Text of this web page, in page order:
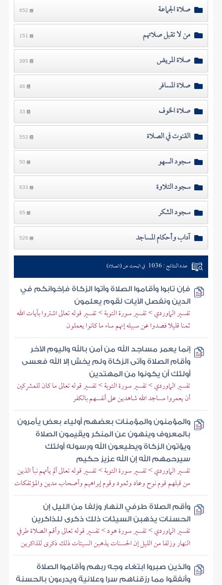
صلاة الجماعة 652
من لا تقبل صلاتهم 151
صلاة المريض 395
صلاة المسافر 46
صلاة الخوف 33
القنوت في الصلاة 553
سجود السهو 50
سجود التلاوة 633
سجود الشكر 65
آداب وأحكام المساجد 526
عدد النتائج : 1036 في البحث عن (الصلاة)
فإن تابوا وأقاموا الصلاة وآتوا الزكاة فإخوانكم في
الدين ونفصل الآيات لقوم يعلمون
تفسير الماوردي > تفسير سورة التوبة > تفسير قوله تعالى اشتروا بآيات الله
ثمنا قليلا فصدوا عن سبيله إنهم ساء ما كانوا يعملون
إنما يعمر مساجد الله من آمن بالله واليوم الآخر
وأقام الصلاة وآتى الزكاة ولم يخش إلا الله فعسى
أولئك أن يكونوا من المهتدين
تفسير الماوردي > تفسير سورة التوبة > تفسير قوله تعالى ما كان للمشركين
أن يعمروا مساجد الله شاهدين على أنفسهم بالكفر
والمؤمنون والمؤمنات بعضهم أولياء بعض يأمرون
بالمعروف وينهون عن المنكر ويقيمون الصلاة
ويؤتون الزكاة ويطيعون الله ورسوله أولئك
سيرحمهم الله إن الله عزيز حكيم
تفسير الماوردي > تفسير سورة التوبة > تفسير قوله تعالى ألم يأتهم نبأ الذين
من قبلهم قوم نوح وعاد وثمود وقوم إبراهيم وأصحاب مدين والمؤتفكات
وأقم الصلاة طرفي النهار وزلفا من الليل إن
الحسنات يذهبن السيئات ذلك ذكرى للذاكرين
تفسير الماوردي > تفسير سورة هود > تفسير قوله تعالى وأقم الصلاة طرفي
النهار وزلفا من الليل إن الحسنات يذهبن السيئات ذلك ذكرى للذاكرين
والذين صبروا ابتغاء وجه ربهم وأقاموا الصلاة
وأنفقوا مما رزقناهم سرا وعلانية ويدرءون بالحسنة